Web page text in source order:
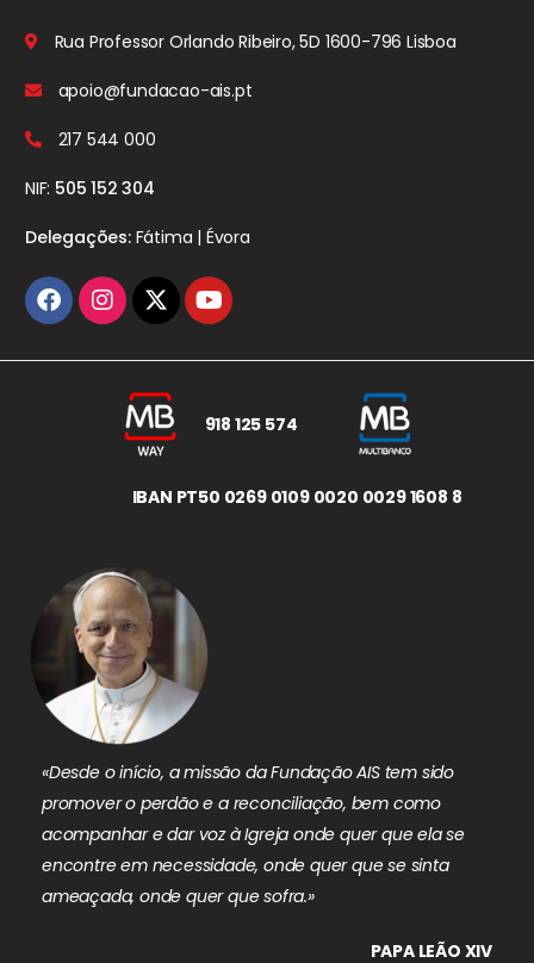
Rua Professor Orlando Ribeiro, 5D 1600-796 Lisboa
apoio@fundacao-ais.pt
217 544 000
NIF: 505 152 304
Delegações:Fátima | Évora
918 125 574
IBAN PT50 0269 0109 0020 0029 1608 8
«Desde o início, a missão da Fundação AIS tem sido
promover o perdão e a reconciliação, bem como
acompanhar e dar voz à Igreja onde quer que ela se
encontre em necessidade, onde quer que se sinta
ameaçada, onde quer que sofra.»
PAPA LEÃO XIV